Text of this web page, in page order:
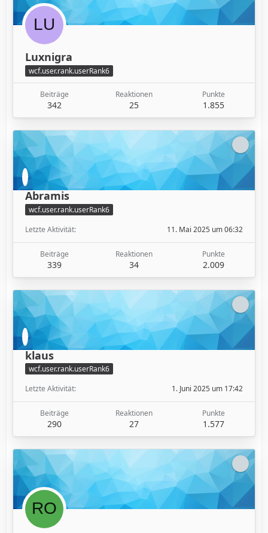
Luxnigra
wcf.user.rank.userRank6
Beiträge
342
Reaktionen
25
Punkte
1.855
Abramis
wcf.user.rank.userRank6
Letzte Aktivität
11. Mai 2025 um 06:32
Beiträge
339
Reaktionen
34
Punkte
2.009
klaus
wcf.user.rank.userRank6
Letzte Aktivität
1. Juni 2025 um 17:42
Beiträge
290
Reaktionen
27
Punkte
1.577